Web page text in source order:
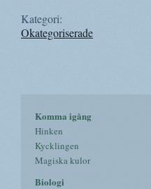
Kategori:
Okategoriserade
Komma igång
Hinken
Kycklingen
Magiska kulor
Biologi